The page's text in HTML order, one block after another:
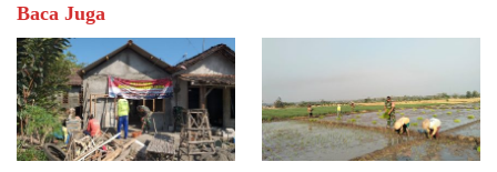
Baca Juga